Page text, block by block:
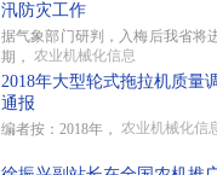
汛防灾工作
据气象部门研判，入梅后我省将
期， 农业机械化信息
2018年大型轮式拖拉机质量
通报
编者按：2018年， 农业机械化信